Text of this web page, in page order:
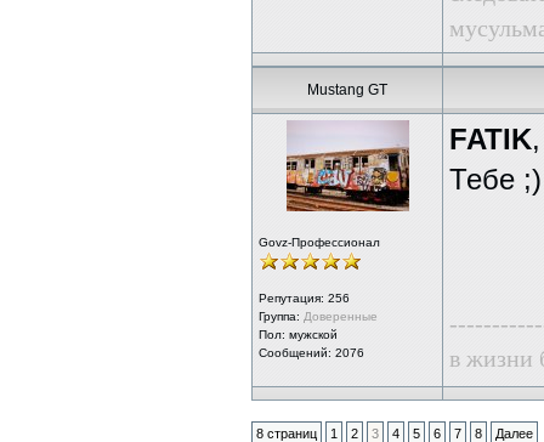
Mustang GT
Govz-Профессионал
Репутация: 256
Группа: Доверенные
Пол: мужской
Сообщений: 2076
FATIK,
Тебе ;)
в жизни
8 страниц 1 2 3 4 5 6 7 8 Далее